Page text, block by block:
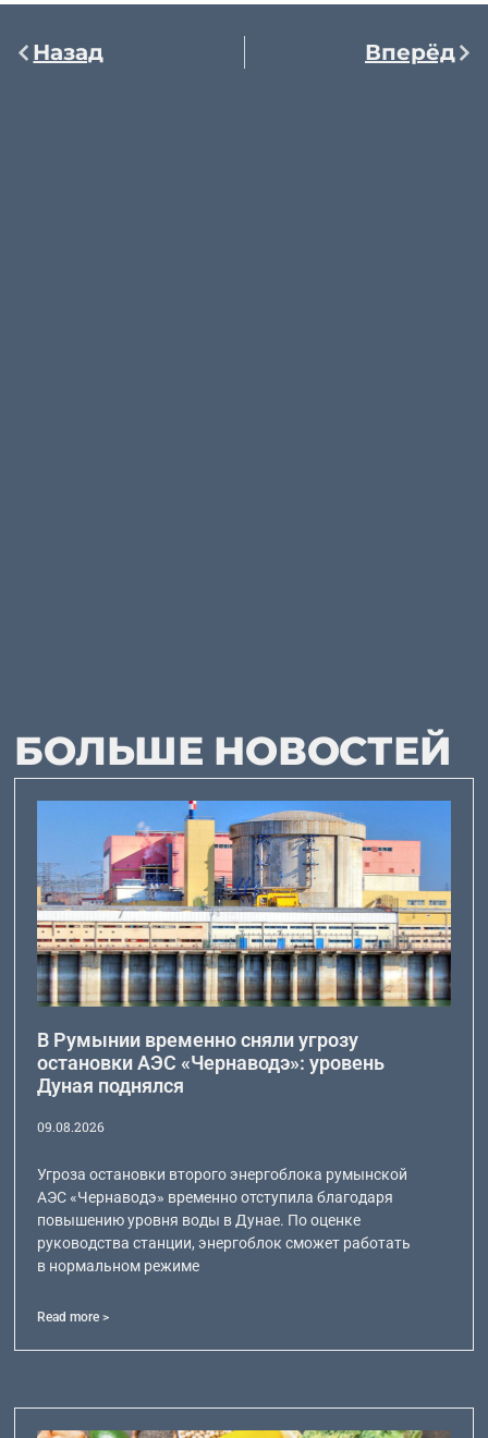
Назад Вперёд
БОЛЬШЕ НОВОСТЕЙ
В Румынии временно сняли угрозу
остановки АЭС «Чернаводэ»: уровень
Дуная поднялся
09.08.2026
Угроза остановки второго энергоблока румынской
АЭС «Чернаводэ» временно отступила благодаря
повышению уровня воды в Дунае. По оценке
руководства станции, энергоблок сможет работать
в нормальном режиме
Read more >